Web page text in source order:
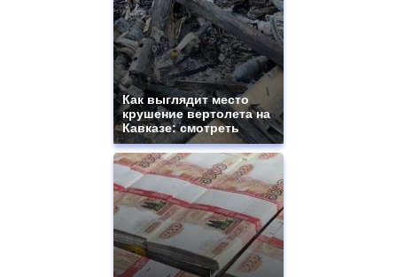
Как выглядит место
крушение вертолета на
Кавказе: смотреть